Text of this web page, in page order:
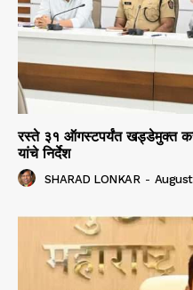
रस्ते ३१ ऑगस्टपर्यंत खड्डेमुक्त
यांचे निर्देश
SHARAD LONKAR -